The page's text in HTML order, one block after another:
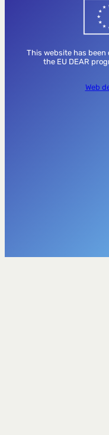
This website has
the EU DEAR
Web